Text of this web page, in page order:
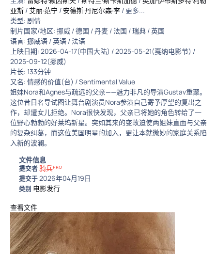
亚斯 /艾丽·范宁 / 安德斯·丹尼尔森·李 / 更多...
类型: 剧情
制片国家/地区: 挪威 / 德国 / 丹麦 / 法国 / 瑞典 / 英国
语言: 挪威语 / 英语 / 法语
上映日期: 2026-04-17(中国大陆) / 2025-05-21(戛纳电影节) /
2025-09-12(挪威)
片长: 133分钟
又名: 情感的价值(台) / Sentimental Value
姐妹Nora和Agnes与疏远的父亲——魅力非凡的导演Gustav重聚。
这位昔日名导试图让舞台剧演员Nora参演自己寄予厚望的复出之
作，却遭女儿拒绝。Nora很快发现，父亲已将她的角色转给了一
位野心勃勃的好莱坞新星。突如其来的变故迫使两姐妹直面与父亲
的复杂纠葛，而这位美国明星的加入，更让本就微妙的家庭关系陷
入新的波澜。
文件信息
提交者骑兵ᴾᴿᴼ
提交于2026年04月19日
类别 电影发行
查看文件